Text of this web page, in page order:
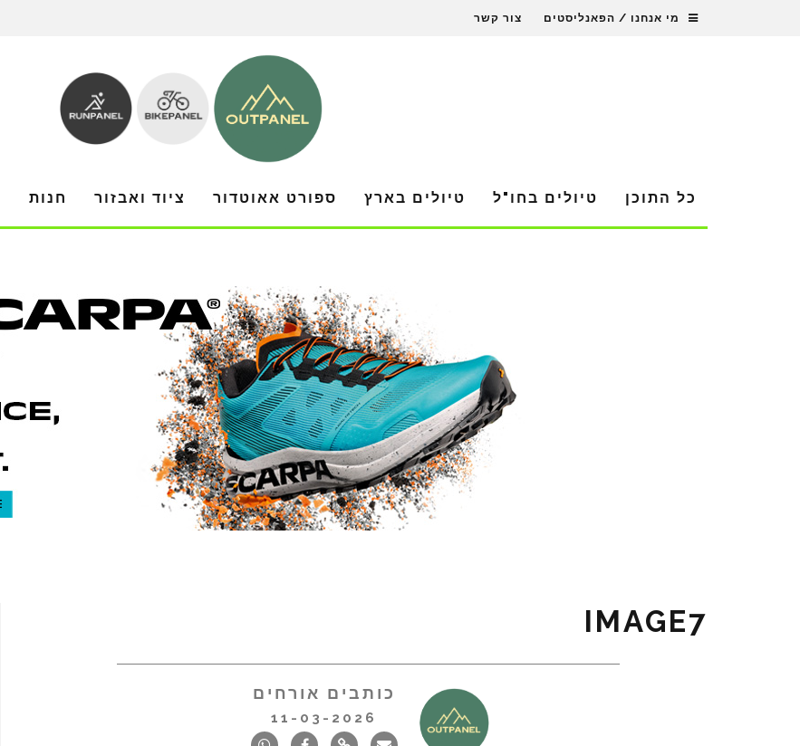
מי אנחנו / הפאנליסטים צור קשר
כל התוכן טיולים בחו"ל טיולים בארץ ספורט אאוטדור ציוד ואבזור חנות
IMAGE7
כותבים אורחים
11-03-2026